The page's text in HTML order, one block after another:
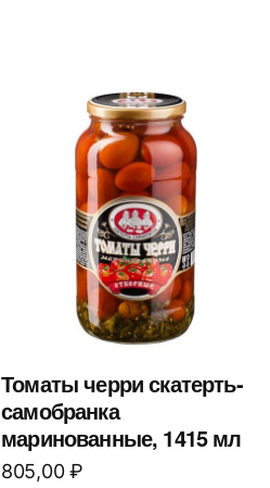
Томаты черри скатерть-
самобранка
маринованные, 1415 мл
805,00₽